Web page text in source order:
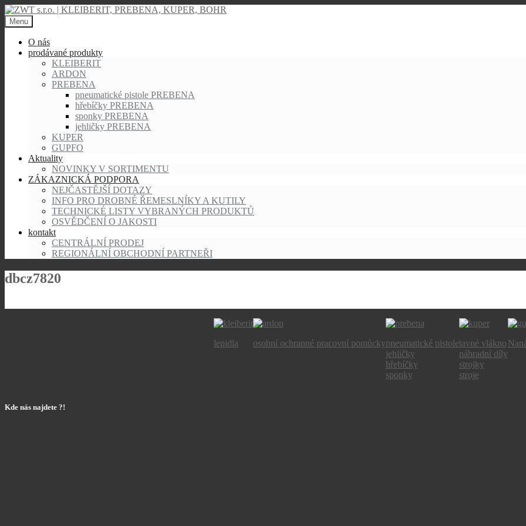
Skip
to
content
Menu
O nás
prodávané produkty
KLEIBERIT
ARDON
PREBENA
pneumatické pistole PREBENA
hřebíčky PREBENA
sponky PREBENA
jehličky PREBENA
KUPER
GUPFO
Aktuality
NOVINKY V SORTIMENTU
ZÁKAZNICKÁ PODPORA
NEJČASTĚJŠÍ DOTAZY
INFO PRO DROBNÉ ŘEMESLNÍKY A KUTILY
TECHNICKÉ LISTY VYBRANÝCH PRODUKTŮ
OSVĚDČENÍ O JAKOSTI
kontakt
CENTRÁLNÍ PRODEJ
REGIONÁLNÍ OBCHODNÍ PARTNEŘI
dbcz7820
lepidla osobní ochranné pracovní pomůckypneumatické pistole
jehličky
hřebíčky
sponky
tavné vlákno
náhradní díly
strojky
stroje
Kde nás najdete ?!